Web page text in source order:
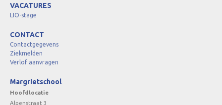
VACATURES
LIO-stage
CONTACT
Contactgegevens
Ziekmelden
Verlof aanvragen
Margrietschool
Hoofdlocatie
Alpenstraat 3